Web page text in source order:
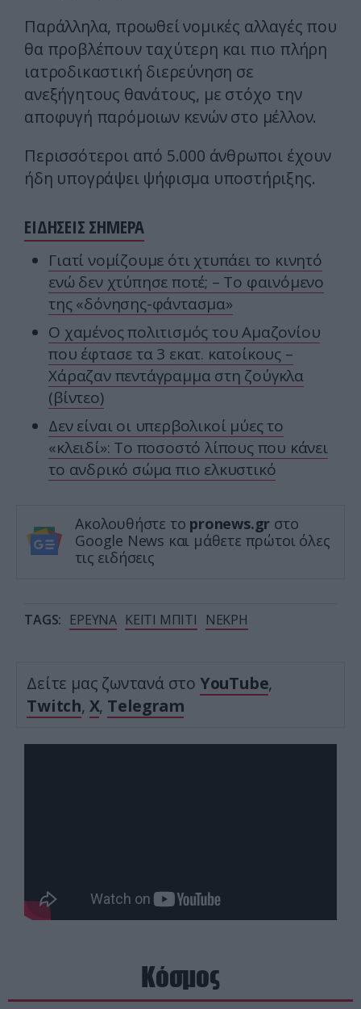
Παράλληλα, προωθεί νομικές αλλαγές που
θα προβλέπουν ταχύτερη και πιο πλήρη
ιατροδικαστική διερεύνηση σε
ανεξήγητους θανάτους, με στόχο την
αποφυγή παρόμοιων κενών στο μέλλον.
Περισσότεροι από 5.000 άνθρωποι έχουν
ήδη υπογράψει ψήφισμα υποστήριξης.
ΕΙΔΗΣΕΙΣ ΣΗΜΕΡΑ
Γιατί νομίζουμε ότι χτυπάει το κινητό
ενώ δεν χτύπησε ποτέ; – Το φαινόμενο
της «δόνησης-φάντασμα»
Ο χαμένος πολιτισμός του Αμαζονίου
που έφτασε τα 3 εκατ. κατοίκους –
Χάραζαν πεντάγραμμα στη ζούγκλα
(βίντεο)
Δεν είναι οι υπερβολικοί μύες το
«κλειδί»: Το ποσοστό λίπους που κάνει
το ανδρικό σώμα πιο ελκυστικό
Ακολουθήστε το pronews.gr στο
Google News και μάθετε πρώτοι όλες
τις ειδήσεις
TAGS: ΕΡΕΥΝΑ ΚΕΪΤΙ ΜΠΙΤΙ ΝΕΚΡΗ
Δείτε μας ζωντανά στο YouTube,
Twitch, X, Telegram
Κόσμος